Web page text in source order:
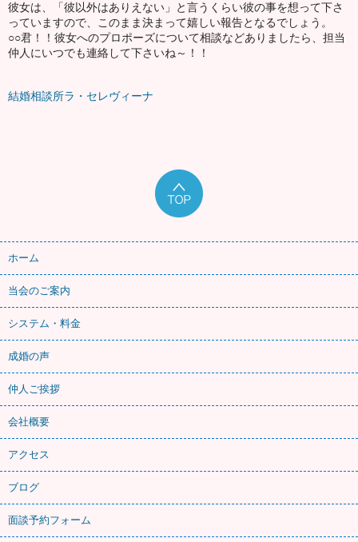
彼女は、「彼以外はありえない」と言うくらい彼の事を想って下さ
っていますので、このまま決まって嬉しい報告となるでしょう。
○○君！！彼女へのプロポーズについて相談などありましたら、担当
仲人にいつでも連絡して下さいね～！！
結婚相談所ラ・セレヴィーナ
ホーム
当会のご案内
システム・料金
成婚の声
仲人ご挨拶
会社概要
アクセス
ブログ
面談予約フォーム